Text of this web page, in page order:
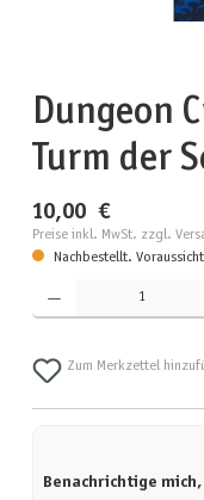
Dungeon
Turm der
10,00 €
Preise inkl. MwSt. zzgl.
Nachbestellt.
Produkt Anzahl: Gib den
Zum Merkzettel
Benachrichtige